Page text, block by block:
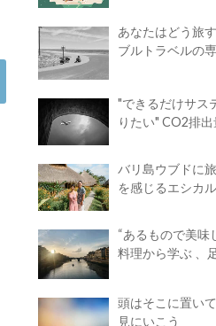
あなたはどう旅する？ ｜ 英国
ブルトラベルの
"できるだけサス
りたい" CO2排
バリ島ウブドに
を感じるエシカ
“あるもので美味
料理から学ぶ 、
頭はそこに置い
見にいこう